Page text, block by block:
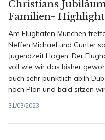
Christians
Familien- Highlight
Am Flughafen München
Neffen Michael und Gunter
Jugendzeit Hagen. Der
voll wie wir das bisher
auch sehr pünktlich ab!In
nach Plan und bald sitzen
31/03/2023